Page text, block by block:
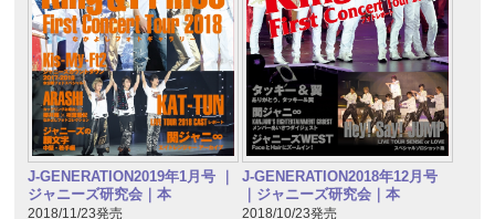
J-GENERATION2019年1月号 ｜
ジャニーズ研究会｜本
2018/11/23発売
J-GENERATION2018年12月号
｜ジャニーズ研究会｜本
2018/10/23発売